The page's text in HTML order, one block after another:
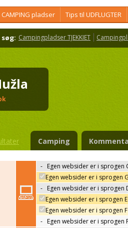
CAMPING pladser Tips til UDFLUGTER
søg: Campingpladser TJEKKIET
Camping
- Egen websider er i sprogen
Egen websider er i sprogen
- Egen websider er i sprogen
Egen websider er i sprogen
Egen websider er i sprogen F
- Egen websider er i sprogen